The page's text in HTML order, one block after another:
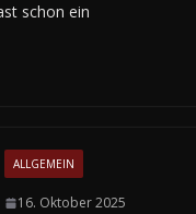
schon ein
ALLGEMEIN
16. Oktober 2025